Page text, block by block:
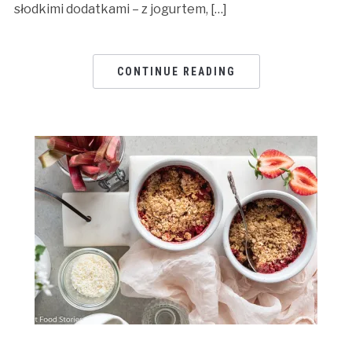
słodkimi dodatkami – z jogurtem, […]
CONTINUE READING